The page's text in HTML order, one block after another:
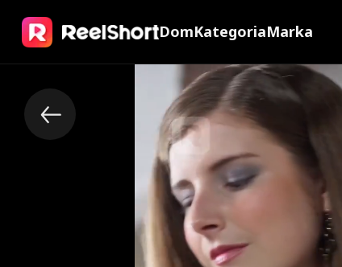
DomKategoriaMarka